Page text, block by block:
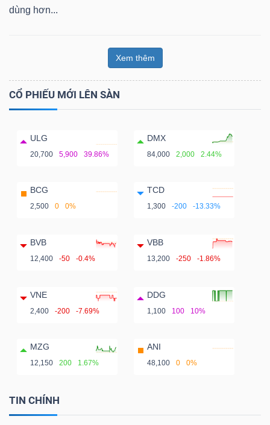
dùng hơn...
Xem thêm
CỔ PHIẾU MỚI LÊN SÀN
ULG
20,700 5,900 39.86%
DMX
84,000 2,000 2.44%
BCG
2,500 0 0%
TCD
1,300 -200 -13.33%
BVB
12,400 -50 -0.4%
VBB
13,200 -250 -1.86%
VNE
2,400 -200 -7.69%
DDG
1,100 100 10%
MZG
12,150 200 1.67%
ANI
48,100 0 0%
TIN CHÍNH